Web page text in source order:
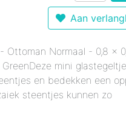
mm - Gemixte Kleuren
Kleuren
18 mm - Gemixte Kleuren
Kleuren
Kleuren
mm - Enkele Kleuren
mm - Enkele Kleuren
mm - Enkele Kleuren
Enkele Kleuren
- Enkele Kleuren
Aan
Ottoman Normaal - 0,8 x
mini
en bedekken een
steentjes kunnen zo